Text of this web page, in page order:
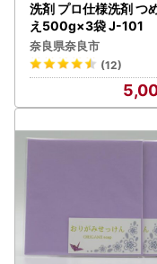
洗剤 プロ仕様洗剤 つ
え500g×3袋 J-101
奈良県奈良市
(12)